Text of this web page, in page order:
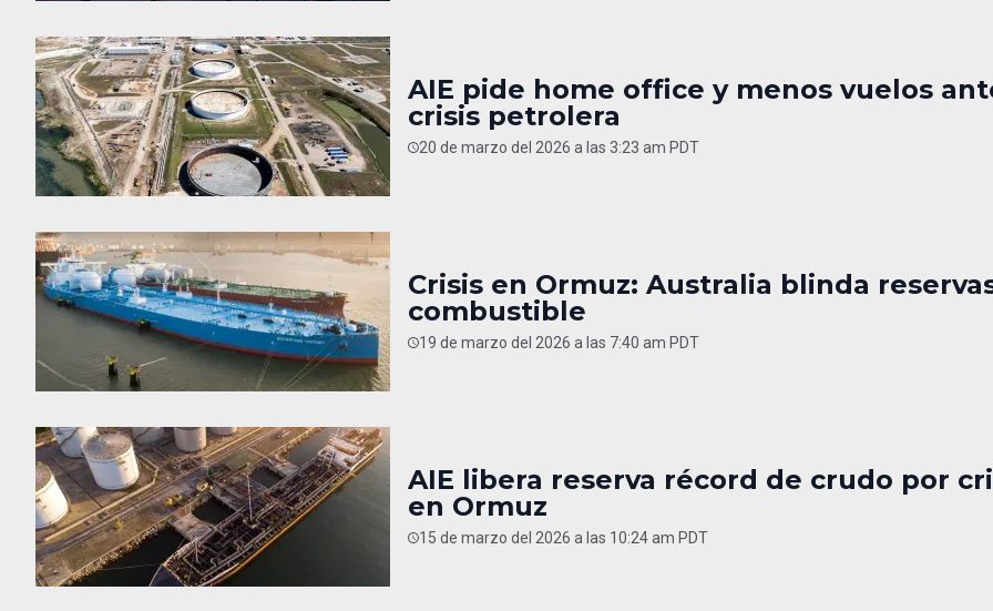
AIE pide home office y menos vuelos
crisis petrolera
20 de marzo del 2026 a las 3:23 am PDT
Crisis en Ormuz: Australia blinda
combustible
19 de marzo del 2026 a las 7:40 am PDT
AIE libera reserva récord de crudo por
en Ormuz
15 de marzo del 2026 a las 10:24 am PDT